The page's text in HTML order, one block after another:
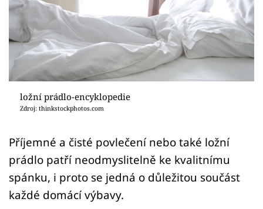
Zahrada
Design
Sledujte prima+
Přihlášení
Sledujte nás
ložní prádlo-encyklopedie
Zdroj: thinkstockphotos.com
Příjemné a čisté povlečení nebo také ložní
prádlo patří neodmyslitelně ke kvalitnímu
spánku, i proto se jedná o důležitou součást
každé domácí výbavy.